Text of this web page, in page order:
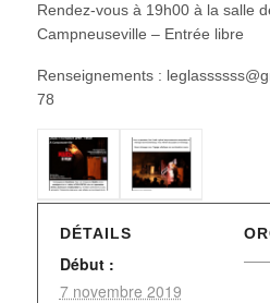
Rendez-vous à 19h00 à la salle
Campneuseville – Entrée libre
Renseignements :
78
DÉTAILS
Début :
7 novembre 2019